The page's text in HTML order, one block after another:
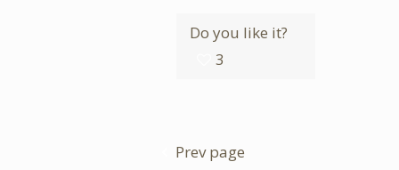
Do you like it?
3
Prev page